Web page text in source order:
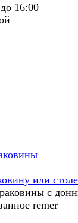
16:00
или
с
remer